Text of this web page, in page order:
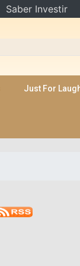
Just For
Saber Investir